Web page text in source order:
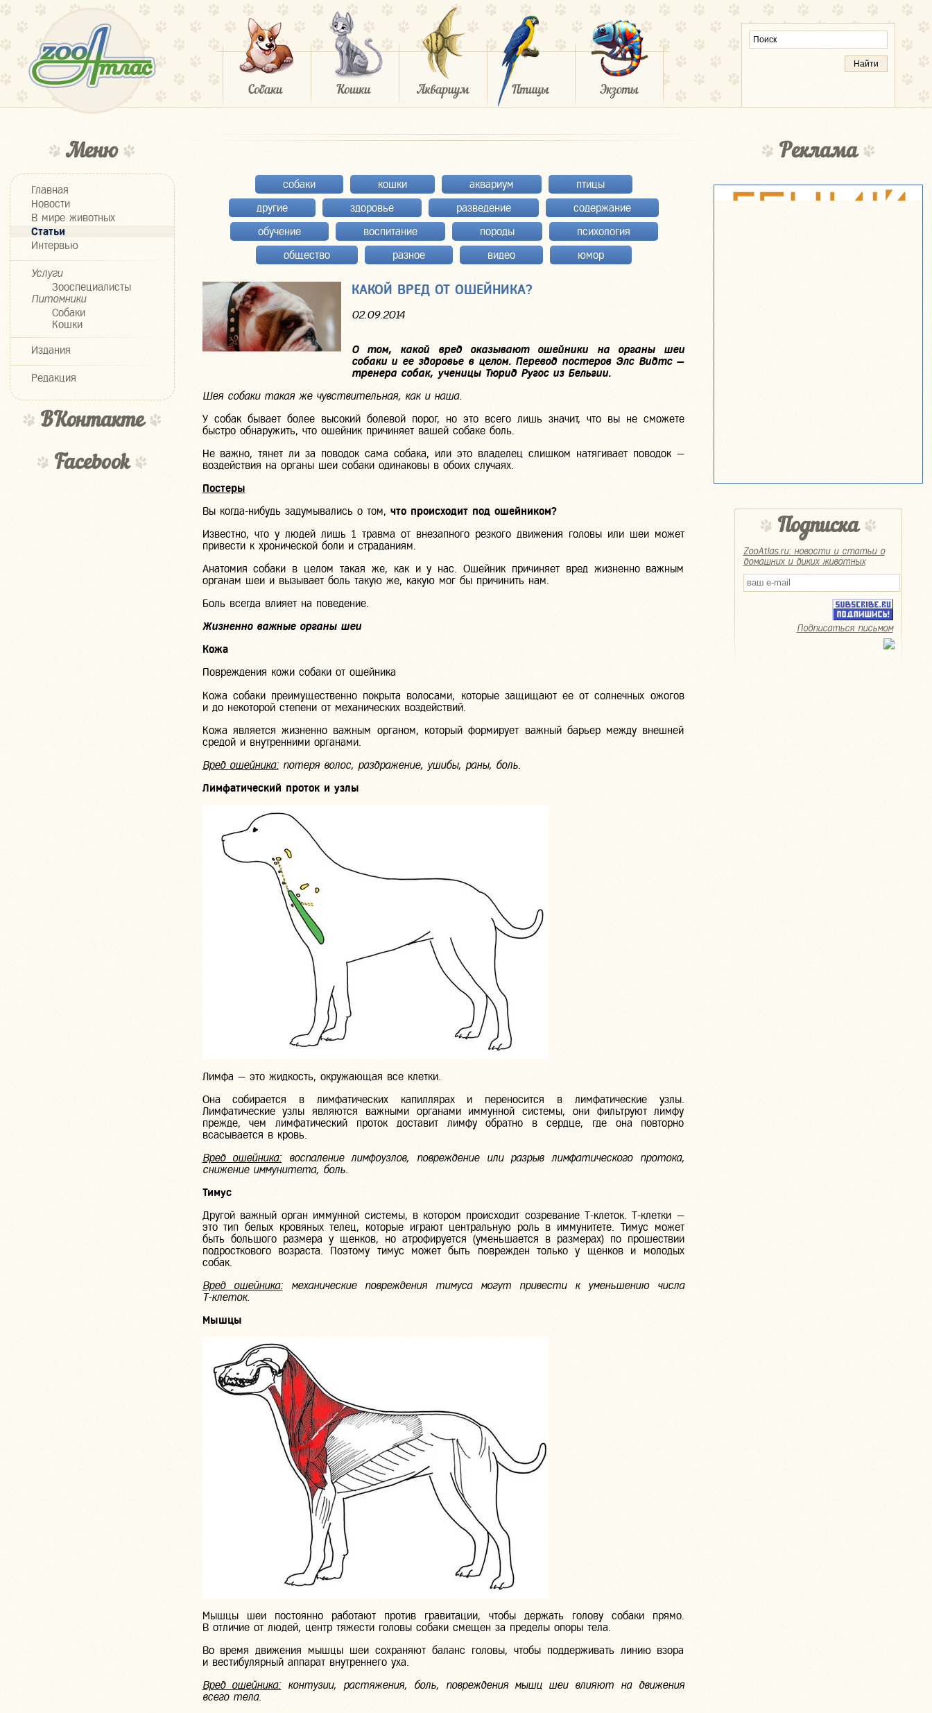
Меню
Главная
Новости
В мире животных
Статьи
Интервью
Услуги
Зооспециалисты
Питомники
Собаки
Кошки
Издания
Редакция
ВКонтакте
Facebook
собаки кошки аквариум
птицы
другие
здоровье разведение
содержание
обучение
воспитание породы
психология
общество
разное видео юмор
КАКОЙ ВРЕД ОТ ОШЕЙНИКА?
02.09.2014
О том, какой вред оказывают ошейники на органы шеи
собаки и ее здоровье в целом. Перевод постеров Элс Видтс —
тренера собак, ученицы Тюрид Ругос из Бельгии.
Шея собаки такая же чувствительная, как и наша.
У собак бывает более высокий болевой порог, но это всего лишь значит, что вы не сможете
быстро обнаружить, что ошейник причиняет вашей собаке боль.
Не важно, тянет ли за поводок сама собака, или это владелец слишком натягивает поводок —
воздействия на органы шеи собаки одинаковы в обоих случаях.
Постеры
Вы когда-нибудьзадумывались о том, что происходит под ошейником?
Известно, что у людей лишь 1 травма от внезапного резкого движения головы или шеи может
привести к хронической боли и страданиям.
Анатомия собаки в целом такая же, как и у нас. Ошейник причиняет вред жизненно важным
органам шеи и вызывает боль такую же, какую мог бы причинить нам.
Боль всегда влияет на поведение.
Жизненно важные органы шеи
Кожа
Повреждения кожи собаки от ошейника
Кожа собаки преимущественно покрыта волосами, которые защищают ее от солнечных ожогов
и до некоторой степени от механических воздействий.
Кожа является жизненно важным органом, который формирует важный барьер между внешней
средой и внутренними органами.
Вред ошейника:потеря волос, раздражение, ушибы, раны, боль.
Лимфатический проток и узлы
Лимфа — это жидкость, окружающая все клетки.
Она собирается в лимфатических капиллярах и переносится в лимфатические узлы.
Лимфатические узлы являются важными органами иммунной системы, они фильтруют лимфу
прежде, чем лимфатический проток доставит лимфу обратно в сердце, где она повторно
всасывается в кровь.
Вред ошейника: воспаление лимфоузлов, повреждение или разрыв лимфатического протока,
снижение иммунитета, боль.
Тимус
Другой важный орган иммунной системы, в котором происходит созревание Т-клеток.Т-клетки —
это тип белых кровяных телец, которые играют центральную роль в иммунитете. Тимус может
быть большого размера у щенков, но атрофируется (уменьшается в размерах) по прошествии
подросткового возраста. Поэтому тимус может быть поврежден только у щенков и молодых
собак.
Вред ошейника:механические повреждения тимуса могут привести к уменьшению числа
Т-клеток.
Мышцы
Мышцы шеи постоянно работают против гравитации, чтобы держать голову собаки прямо.
В отличие от людей, центр тяжести головы собаки смещен за пределы опоры тела.
Во время движения мышцы шеи сохраняют баланс головы, чтобы поддерживать линию взора
и вестибулярный аппарат внутреннего уха.
Вред ошейника: контузии, растяжения, боль, повреждения мышц шеи влияют на движения
всего тела.
Реклама
Подписка
ZooAtlas.ru: новости и статьи о
домашних и диких животных
Подписаться письмом